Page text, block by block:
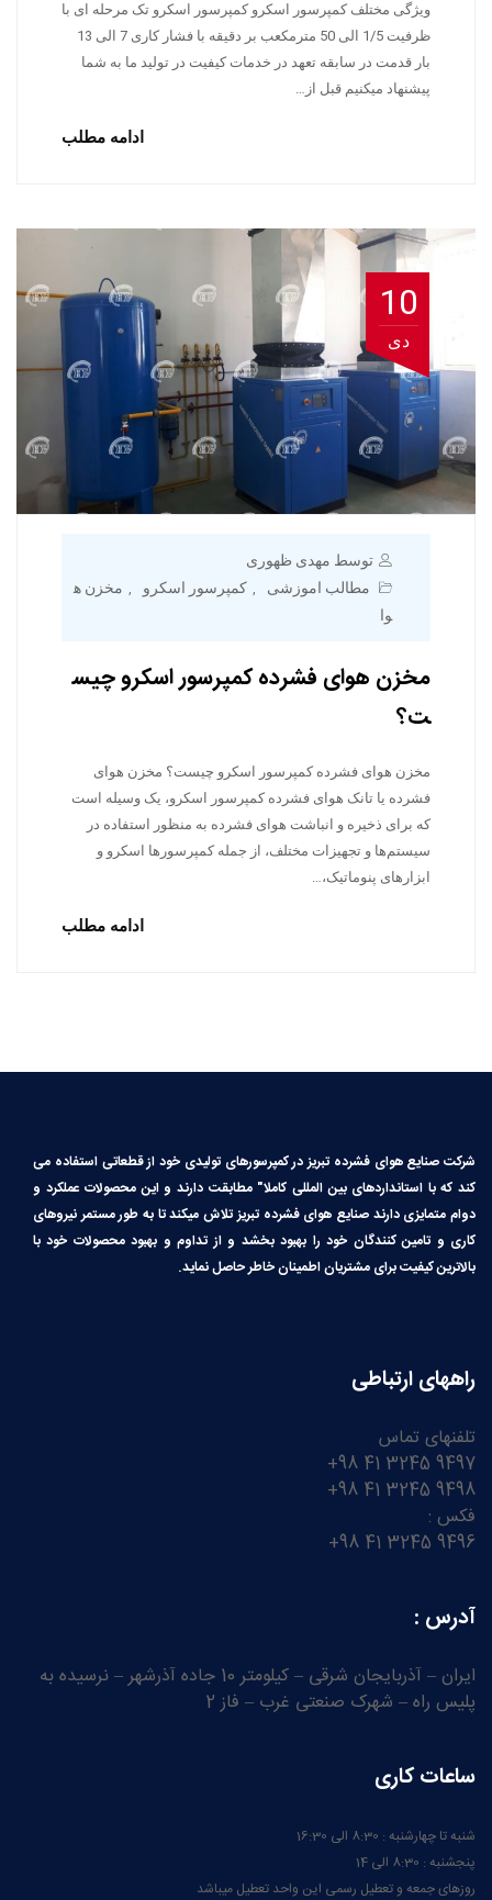
ویژگی مختلف کمپرسور اسکرو کمپرسور اسکرو تک مرحله ای با
ظرفیت 1/5 الی 50 مترمکعب بر دقیقه با فشار کاری 7 الی 13
بار قدمت در سابقه تعهد در خدمات کیفیت در تولید ما به شما
پیشنهاد میکنیم قبل از…
ادامه مطلب
10
دی
توسط مهدی ظهوری
مطالب اموزشی
کمپرسور اسکرو
مخزن ه
وا
مخزن هوای فشرده کمپرسور اسکرو چیس
ت؟
مخزن هوای فشرده کمپرسور اسکرو چیست؟ مخزن هوای
فشرده یا تانک هوای فشرده کمپرسور اسکرو، یک وسیله است
که برای ذخیره و انباشت هوای فشرده به منظور استفاده در
سیستم‌ها و تجهیزات مختلف، از جمله کمپرسورها اسکرو و
ابزارهای پنوماتیک،…
ادامه مطلب
شرکت صنایع هوای فشرده تبریز در کمپرسورهای تولیدی خود از قطعاتی استفاده می
کند که با استانداردهای بین المللی کاملا″ مطابقت دارند و این محصولات عملکرد و
دوام متمایزی دارند صنایع هوای فشرده تبریز تلاش میکند تا به طور مستمر نیروهای
کاری و تامین کنندگان خود را بهبود بخشد و از تداوم و بهبود محصولات خود با
بالاترین کیفیت برای مشتریان اطمینان خاطر حاصل نماید.
راههای ارتباطی
تلفنهای تماس
9497 3245 41 98+
9498 3245 41 98+
فکس :
9496 3245 41 98+
آدرس :
ایران – آذربایجان شرقی – کیلومتر 10 جاده آذرشهر – نرسیده به
پلیس راه – شهرک صنعتی غرب – فاز 2
ساعات کاری
شنبه تا چهارشنبه : 8:30 الی 16:30
پنجشنبه : 8:30 الی 14
روزهای جمعه و تعطیل رسمی این واحد تعطیل میباشد